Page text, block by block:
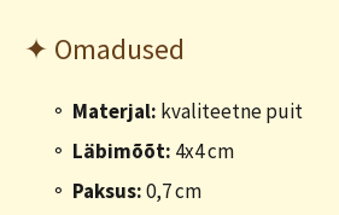
✦ Omadused
Materjal: kvaliteetne puit
Läbimõõt: 4x4 cm
Paksus:0,7 cm